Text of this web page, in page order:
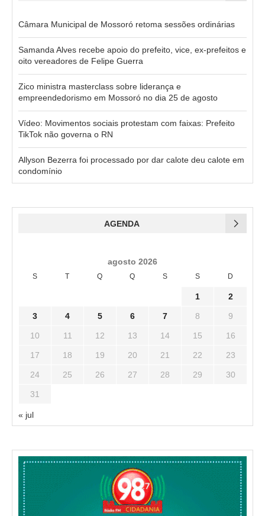
Câmara Municipal de Mossoró retoma sessões ordinárias
Samanda Alves recebe apoio do prefeito, vice, ex-prefeitos e
oito vereadores de Felipe Guerra
Zico ministra masterclass sobre liderança e
empreendedorismo em Mossoró no dia 25 de agosto
Vídeo: Movimentos sociais protestam com faixas: Prefeito
TikTok não governa o RN
Allyson Bezerra foi processado por dar calote deu calote em
condomínio
AGENDA
agosto 2026
S T Q Q S S D
1 2
3 4 5 6 7 8 9
10 11 12 13 14 15 16
17 18 19 20 21 22 23
24 25 26 27 28 29 30
31
« jul